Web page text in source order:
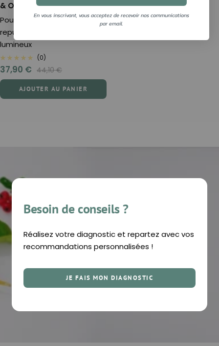
& Out
Pour une peau plus lisse,
repulpée et un teint
lumineux
(0)
Prix
de
vente
37,90 € Prix
normal
44,10 €
AJOUTER AU PANIER
Besoin de conseils ?
Réalisez votre diagnostic et repartez avec vos
recommandations personnalisées !
JE FAIS MON DIAGNOSTIC
En vous inscrivant, vous acceptez de recevoir nos communications
par email.